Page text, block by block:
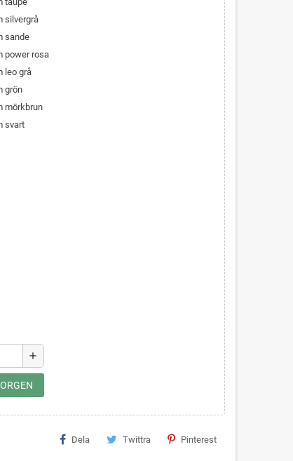
silvergrå
sande
power rosa
leo grå
grön
mörkbrun
svart
add
Dela Twittra Pinterest